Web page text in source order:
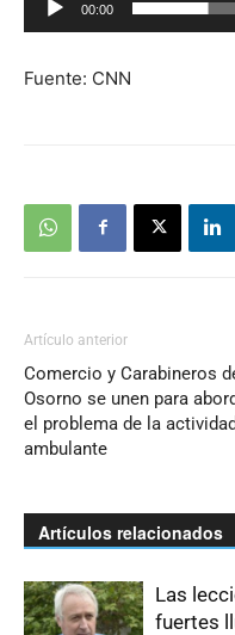
00:00
Fuente: CNN
Artículo anterior
Comercio y Carabineros
Osorno se unen para
el problema de la actividad
ambulante
Artículos relacionados
Las
fuertes